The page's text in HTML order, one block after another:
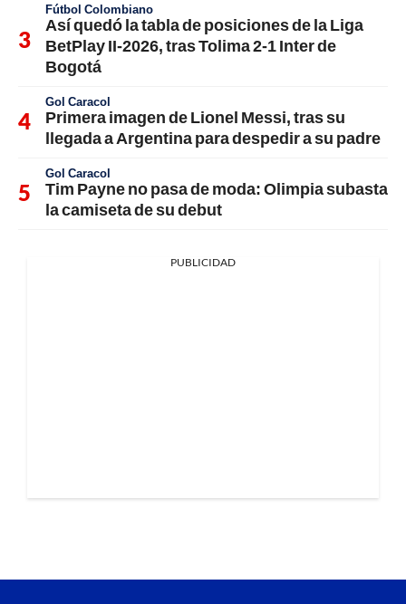
Fútbol Colombiano
Así quedó la tabla de posiciones de la Liga
BetPlay II-2026, tras Tolima 2-1 Inter de
Bogotá
Gol Caracol
Primera imagen de Lionel Messi, tras su
llegada a Argentina para despedir a su padre
Gol Caracol
Tim Payne no pasa de moda: Olimpia subasta
la camiseta de su debut
PUBLICIDAD